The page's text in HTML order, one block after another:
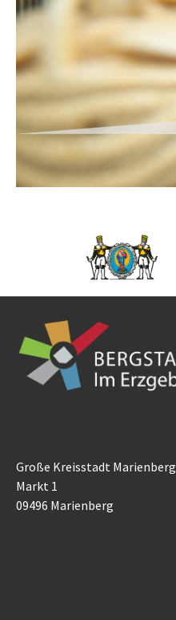
Große Kreisstadt Marienberg
Markt 1
09496 Marienberg